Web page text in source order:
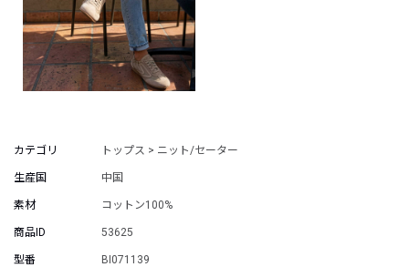
カテゴリ トップス > ニット/セーター
生産国 中国
素材 コットン100%
商品ID 53625
型番 BI071139